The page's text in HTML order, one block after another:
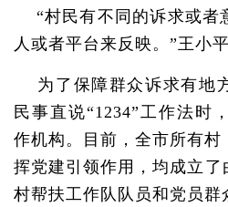
“村民有不同的诉求或者
人或者平台来反映。”王小平
为了保障群众诉求有地
民事直说“1234”工作法时
作机构。目前，全市所有
挥党建引领作用，均成立了
村帮扶工作队队员和党员群